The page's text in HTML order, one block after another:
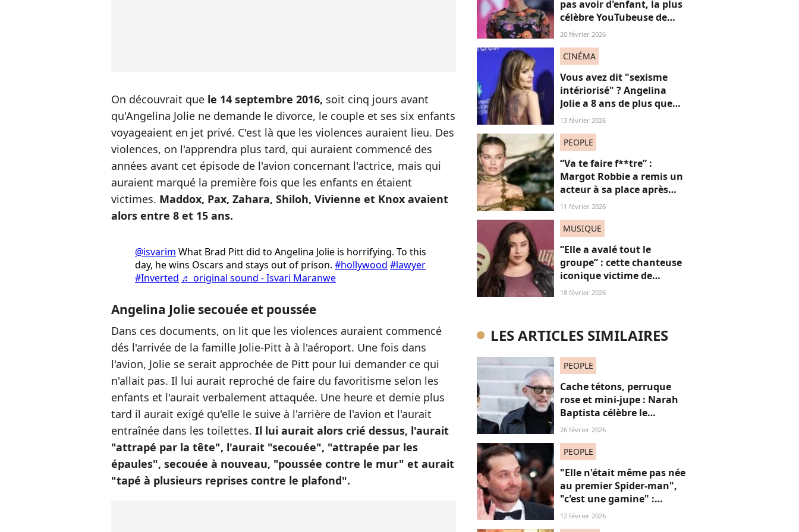
On découvrait que le 14 septembre 2016, soit cinq jours avant
qu'Angelina Jolie ne demande le divorce, le couple et ses six enfants
voyageaient en jet privé. C'est là que les violences auraient lieu. Des
violences, on l'apprendra plus tard, qui auraient commencé des
années avant cet épisode de l'avion concernant l'actrice, mais qui
auraient marqué la première fois que les enfants en étaient
victimes. Maddox, Pax, Zahara, Shiloh, Vivienne et Knox avaient
alors entre 8 et 15 ans.
@isvarim What Brad Pitt did to Angelina Jolie is horrifying. To this
day, he wins Oscars and stays out of prison. #hollywood #lawyer
#Inverted ♬ original sound - Isvari Maranwe
Angelina Jolie secouée et poussée
Dans ces documents, on lit que les violences auraient commencé
dés l'arrivée de la famille Jolie-Pitt à à l'aéroport. Une fois dans
l'avion, Jolie se serait approchée de Pitt pour lui demander ce qui
n'allait pas. Il lui aurait reproché de faire du favoritisme selon les
enfants et l'aurait verbalement attaquée. Une heure et demie plus
tard il aurait exigé qu'elle le suive à l'arrière de l'avion et l'aurait
entraînée dans les toilettes. Il lui aurait alors crié dessus, l'aurait
"attrapé par la tête", l'aurait "secouée", "attrapée par les
épaules", secouée à nouveau, "poussée contre le mur" et aurait
"tapé à plusieurs reprises contre le plafond".
pas avoir d'enfant, la plus
célèbre YouTubeuse de
France répond aux
fragile"
20 février 2026
CINÉMA
Vous avez dit "sexisme
intériorisé" ? Angelina
Jolie a 8 ans de plus que
Louis Garrel, son
rouges, et ça dérange... les
13 février 2026
PEOPLE
“Va te faire f**tre” :
Margot Robbie a remis un
acteur à sa place après
qu’il lui a conseillé de
11 février 2026
MUSIQUE
“Elle a avalé tout le
groupe” : cette chanteuse
iconique victime de
grossophobie suite à ces
18 février 2026
LES ARTICLES SIMILAIRES
PEOPLE
Cache tétons, perruque
rose et mini-jupe : Narah
Baptista célèbre le
carnaval de Rio avec son
de 30 ans son aîné
26 février 2026
PEOPLE
"Elle n'était même pas née
au premier Spider-man",
"c'est une gamine" :
l'apparition de cet acteur
12 février 2026